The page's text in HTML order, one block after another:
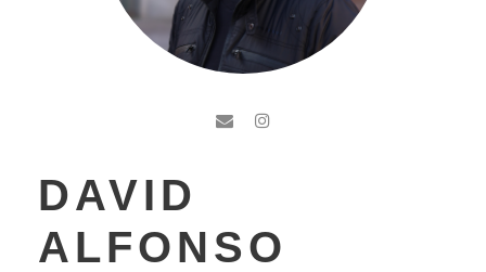
DAVID
ALFONSO